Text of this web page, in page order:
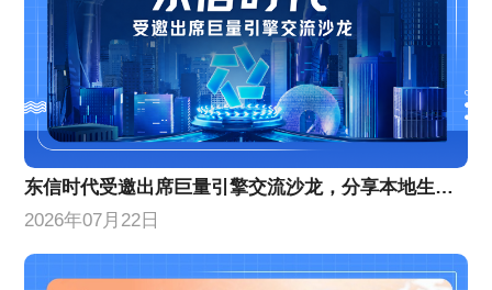
东信时代受邀出席巨量引擎交流沙龙，分享本地生活增量策略
2026年07月22日